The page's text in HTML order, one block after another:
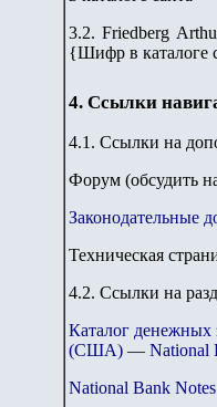
3.2. Friedberg
{Шифр в каталоге
4. Ссылки
4.1. Ссылки на
Форум (обсудить
Законодательные
Техническая
4.2. Ссылки на
Каталог
(США) — National
National Bank